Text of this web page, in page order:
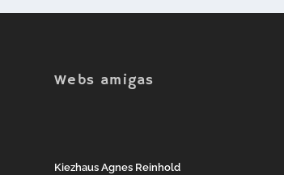
Webs amigas
Kiezhaus Agnes Reinhold